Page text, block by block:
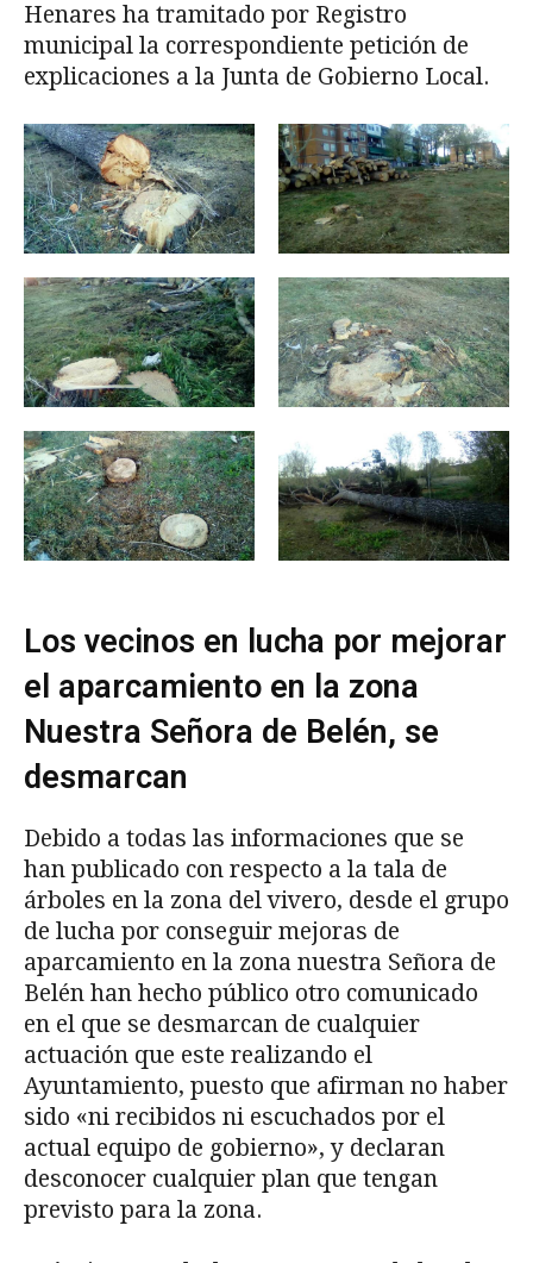
Henares ha tramitado por Registro
municipal la correspondiente petición de
explicaciones a la Junta de Gobierno Local.
Los vecinos en lucha por mejorar
el aparcamiento en la zona
Nuestra Señora de Belén, se
desmarcan
Debido a todas las informaciones que se
han publicado con respecto a la tala de
árboles en la zona del vivero, desde el grupo
de lucha por conseguir mejoras de
aparcamiento en la zona nuestra Señora de
Belén han hecho público otro comunicado
en el que se desmarcan de cualquier
actuación que este realizando el
Ayuntamiento, puesto que afirman no haber
sido «ni recibidos ni escuchados por el
actual equipo de gobierno», y declaran
desconocer cualquier plan que tengan
previsto para la zona.